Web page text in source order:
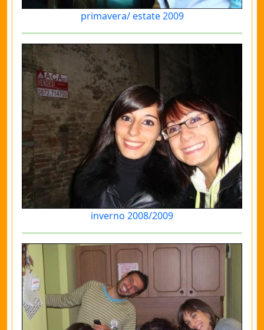
primavera/ estate 2009
inverno 2008/2009